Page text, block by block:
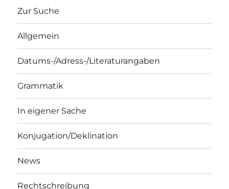
Zur Suche
Allgemein
Datums-/Adress-/Literaturangaben
Grammatik
In eigener Sache
Konjugation/Deklination
News
Rechtschreibung